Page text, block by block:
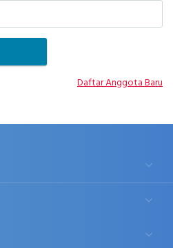
Daftar Anggota Baru